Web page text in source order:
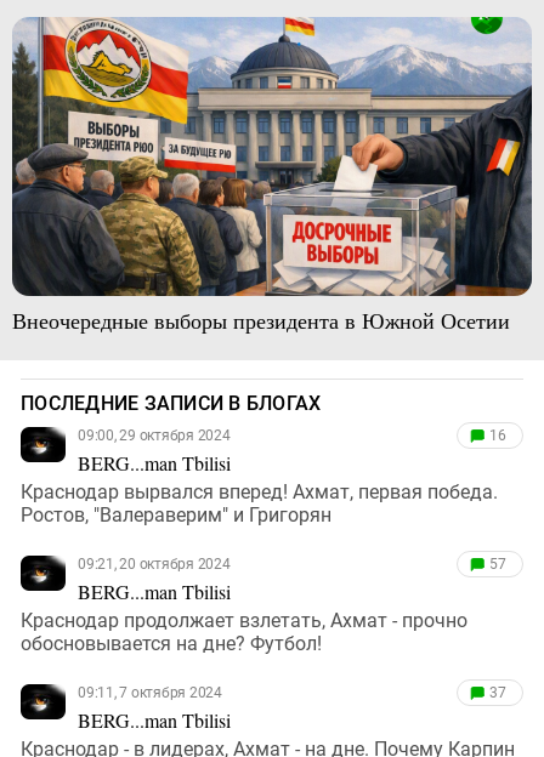
Внеочередные выборы президента в Южной Осетии
ПОСЛЕДНИЕ ЗАПИСИ В БЛОГАХ
09:00, 29 октября 2024
BERG...man Tbilisi
16
Краснодар вырвался вперед! Ахмат, первая победа.
Ростов, "Валераверим" и Григорян
09:21, 20 октября 2024
BERG...man Tbilisi
57
Краснодар продолжает взлетать, Ахмат - прочно
обосновывается на дне? Футбол!
09:11, 7 октября 2024
BERG...man Tbilisi
37
Краснодар - в лидерах, Ахмат - на дне. Почему Карпин